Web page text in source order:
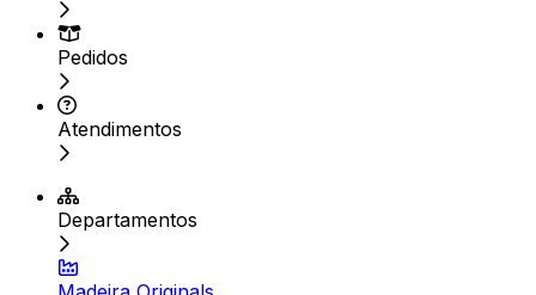
Pedidos
Atendimentos
Departamentos